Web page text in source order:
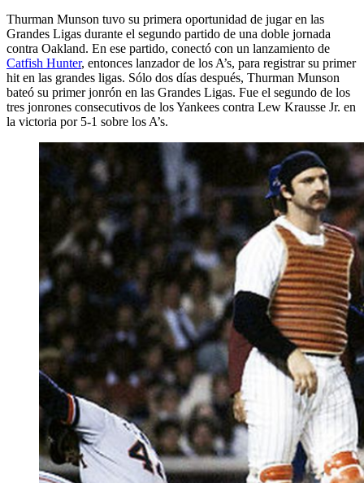
Thurman Munson tuvo su primera oportunidad de jugar en las
Grandes Ligas durante el segundo partido de una doble jornada
contra Oakland. En ese partido, conectó con un lanzamiento de
Catfish Hunter, entonces lanzador de los A’s, para registrar su primer
hit en las grandes ligas. Sólo dos días después, Thurman Munson
bateó su primer jonrón en las Grandes Ligas. Fue el segundo de los
tres jonrones consecutivos de los Yankees contra Lew Krausse Jr. en
la victoria por 5-1 sobre los A’s.